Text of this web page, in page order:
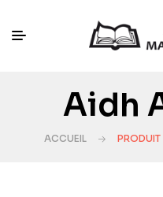
Aidh
ACCUEIL PRODUIT